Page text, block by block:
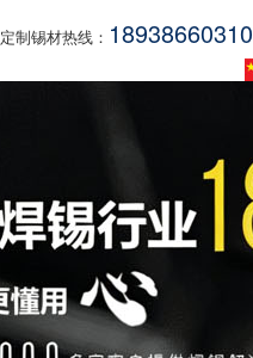
定制锡材热线： 18938660310